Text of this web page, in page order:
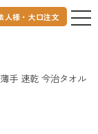
人様・大口注文
手 速乾 今治タオル